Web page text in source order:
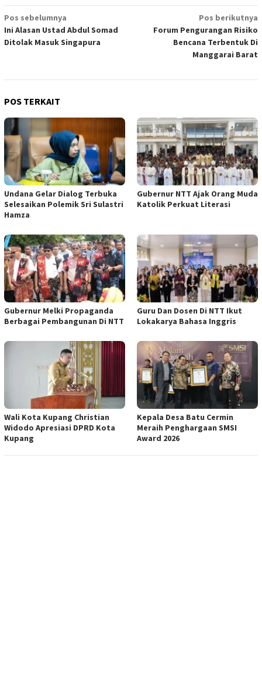
Navigasi
pos
Pos sebelumnya
Ini Alasan Ustad Abdul Somad
Ditolak Masuk Singapura
Pos berikutnya
Forum Pengurangan Risiko
Bencana Terbentuk Di
Manggarai Barat
POS TERKAIT
Undana Gelar Dialog Terbuka
Selesaikan Polemik Sri Sulastri
Hamza
Gubernur NTT Ajak Orang Muda
Katolik Perkuat Literasi
Gubernur Melki Propaganda
Berbagai Pembangunan Di NTT
Guru Dan Dosen Di NTT Ikut
Lokakarya Bahasa Inggris
Wali Kota Kupang Christian
Widodo Apresiasi DPRD Kota
Kupang
Kepala Desa Batu Cermin
Meraih Penghargaan SMSI
Award 2026